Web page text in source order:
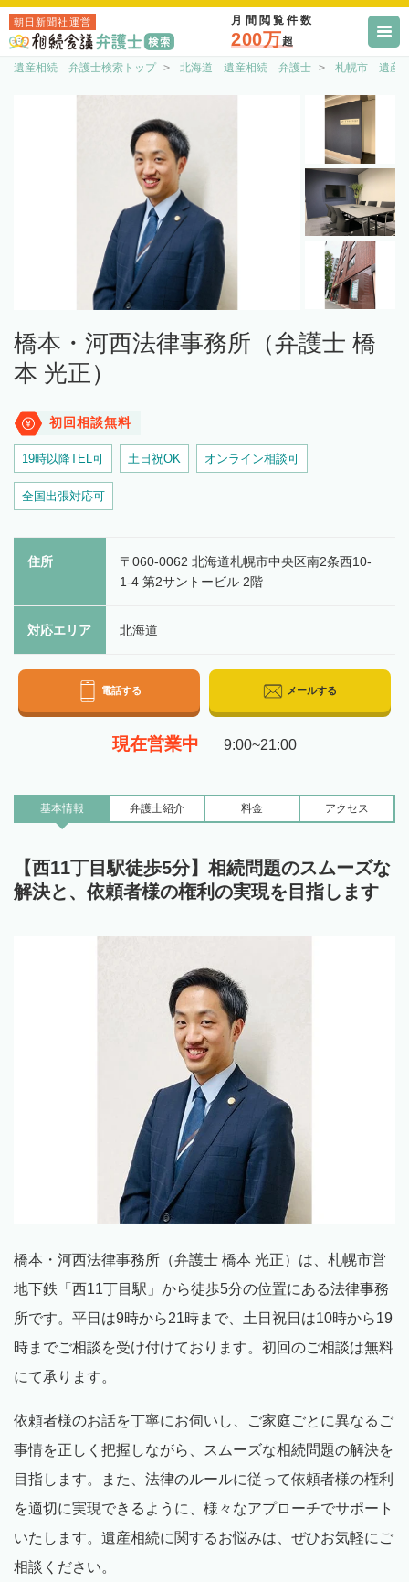
朝日新聞社運営 月間閲覧件数
200万超
遺産相続 弁護士検索トップ 北海道 遺産相続 弁護士 札幌市 遺産
橋本・河西法律事務所（弁護士 橋
本 光正）
初回相談無料
19時以降TEL可 土日祝OK オンライン相談可
全国出張対応可
住所
〒060-0062 北海道札幌市中央区南2条西10-
1-4 第2サントービル 2階
対応エリア 北海道
電話する メールする
現在営業中 9:00~21:00
基本情報 弁護士紹介 料金 アクセス
【西11丁目駅徒歩5分】相続問題のスムーズな
解決と、依頼者様の権利の実現を目指します
橋本・河西法律事務所（弁護士 橋本 光正）は、札幌市営
地下鉄「西11丁目駅」から徒歩5分の位置にある法律事務
所です。平日は9時から21時まで、土日祝日は10時から19
時までご相談を受け付けております。初回のご相談は無料
にて承ります。
依頼者様のお話を丁寧にお伺いし、ご家庭ごとに異なるご
事情を正しく把握しながら、スムーズな相続問題の解決を
目指します。また、法律のルールに従って依頼者様の権利
を適切に実現できるように、様々なアプローチでサポート
いたします。遺産相続に関するお悩みは、ぜひお気軽にご
相談ください。